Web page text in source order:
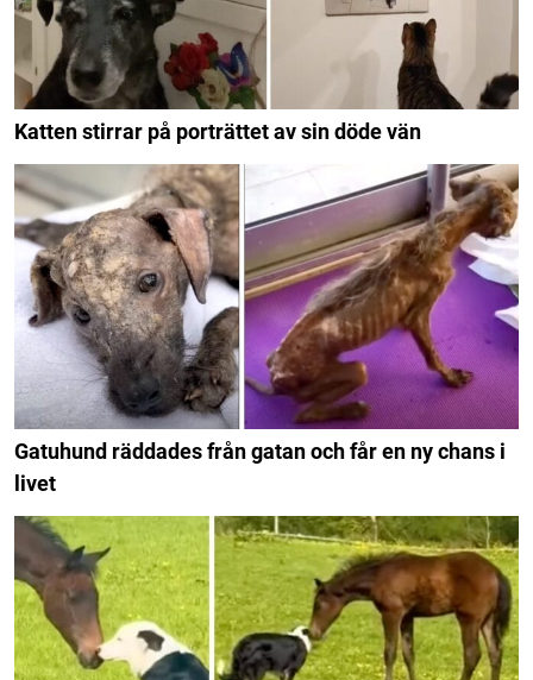
Katten stirrar på porträttet av sin döde vän
Gatuhund räddades från gatan och får en ny chans i
livet